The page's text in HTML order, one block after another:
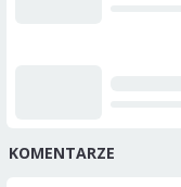
KOMENTARZE